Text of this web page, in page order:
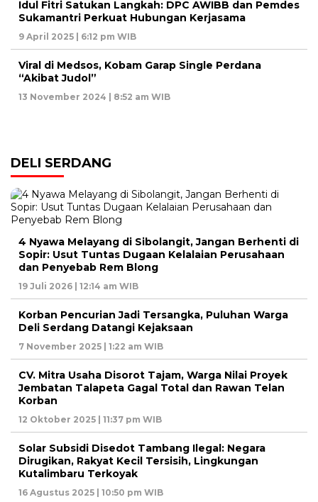
Idul Fitri Satukan Langkah: DPC AWIBB dan Pemdes
Sukamantri Perkuat Hubungan Kerjasama
9 April 2025 | 6:12 pm WIB
Viral di Medsos, Kobam Garap Single Perdana
“Akibat Judol”
13 November 2024 | 8:52 am WIB
DELI SERDANG
4 Nyawa Melayang di Sibolangit, Jangan Berhenti di
Sopir: Usut Tuntas Dugaan Kelalaian Perusahaan
dan Penyebab Rem Blong
19 Juli 2026 | 12:14 am WIB
Korban Pencurian Jadi Tersangka, Puluhan Warga
Deli Serdang Datangi Kejaksaan
7 November 2025 | 1:22 am WIB
CV. Mitra Usaha Disorot Tajam, Warga Nilai Proyek
Jembatan Talapeta Gagal Total dan Rawan Telan
Korban
12 Oktober 2025 | 11:37 pm WIB
Solar Subsidi Disedot Tambang Ilegal: Negara
Dirugikan, Rakyat Kecil Tersisih, Lingkungan
Kutalimbaru Terkoyak
16 Agustus 2025 | 10:50 pm WIB